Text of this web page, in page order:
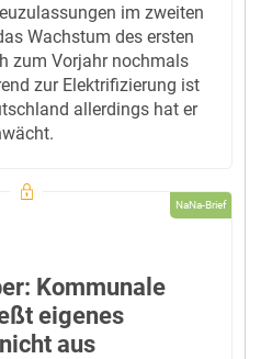
im zweiten
Wachstum des ersten
zum Vorjahr nochmals
zur Elektrifizierung ist
allerdings hat er
NaNa-Brief
Kommunale
eigenes
aus